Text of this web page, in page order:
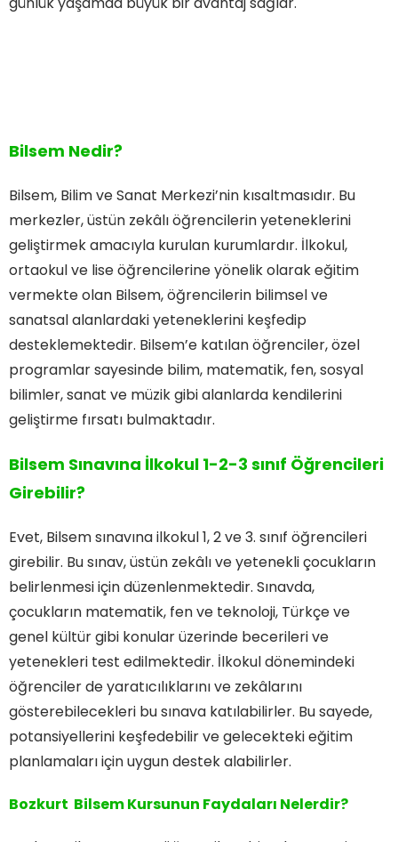
Bilsem Nedir?
Bilsem, Bilim ve Sanat Merkezi’nin kısaltmasıdır. Bu
merkezler, üstün zekâlı öğrencilerin yeteneklerini
geliştirmek amacıyla kurulan kurumlardır. İlkokul,
ortaokul ve lise öğrencilerine yönelik olarak eğitim
vermekte olan Bilsem, öğrencilerin bilimsel ve
sanatsal alanlardaki yeteneklerini keşfedip
desteklemektedir. Bilsem’e katılan öğrenciler, özel
programlar sayesinde bilim, matematik, fen, sosyal
bilimler, sanat ve müzik gibi alanlarda kendilerini
geliştirme fırsatı bulmaktadır.
Bilsem Sınavına İlkokul 1-2-3 sınıf Öğrencileri
Girebilir?
Evet, Bilsem sınavına ilkokul 1, 2 ve 3. sınıf öğrencileri
girebilir. Bu sınav, üstün zekâlı ve yetenekli çocukların
belirlenmesi için düzenlenmektedir. Sınavda,
çocukların matematik, fen ve teknoloji, Türkçe ve
genel kültür gibi konular üzerinde becerileri ve
yetenekleri test edilmektedir. İlkokul dönemindeki
öğrenciler de yaratıcılıklarını ve zekâlarını
gösterebilecekleri bu sınava katılabilirler. Bu sayede,
potansiyellerini keşfedebilir ve gelecekteki eğitim
planlamaları için uygun destek alabilirler.
Bozkurt Bilsem Kursunun Faydaları Nelerdir?